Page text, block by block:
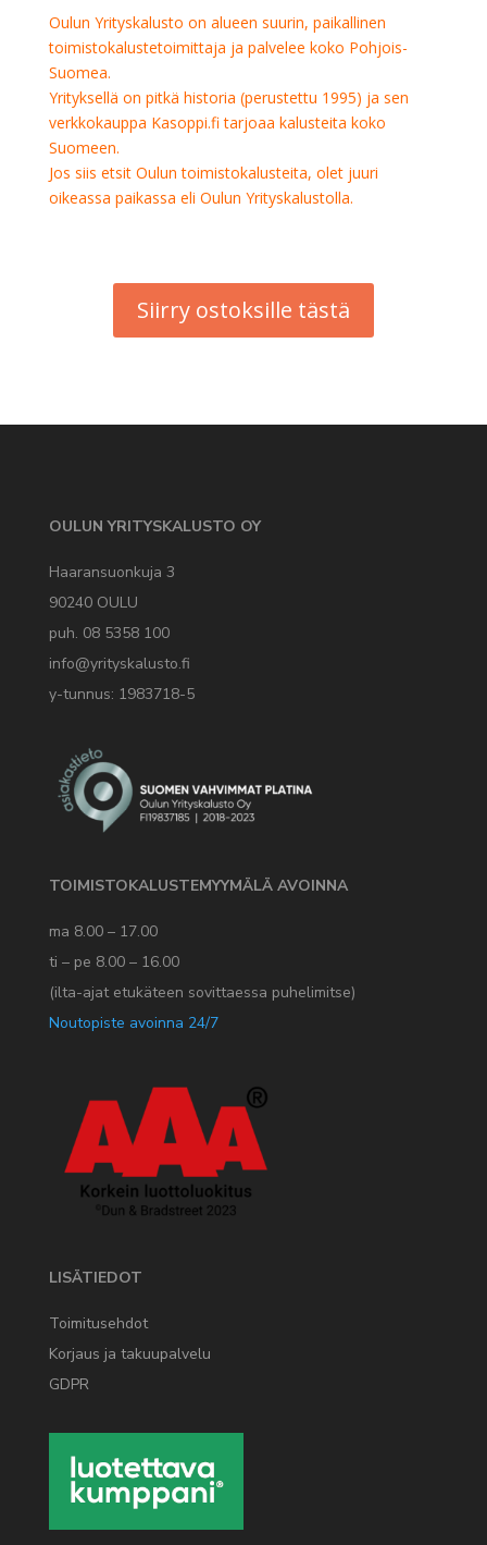
Oulun Yrityskalusto on alueen suurin, paikallinen
toimistokalustetoimittaja ja palvelee koko Pohjois-
Suomea.
Yrityksellä on pitkä historia (perustettu 1995) ja sen
verkkokauppa Kasoppi.fi tarjoaa kalusteita koko
Suomeen.
Jos siis etsit Oulun toimistokalusteita, olet juuri
oikeassa paikassa eli Oulun Yrityskalustolla.
Siirry ostoksille tästä
OULUN YRITYSKALUSTO OY
Haaransuonkuja 3
90240 OULU
puh. 08 5358 100
info@yrityskalusto.fi
y-tunnus: 1983718-5
TOIMISTOKALUSTEMYYMÄLÄ AVOINNA
ma 8.00 – 17.00
ti – pe 8.00 – 16.00
(ilta-ajat etukäteen sovittaessa puhelimitse)
Noutopiste avoinna 24/7
LISÄTIEDOT
Toimitusehdot
Korjaus ja takuupalvelu
GDPR